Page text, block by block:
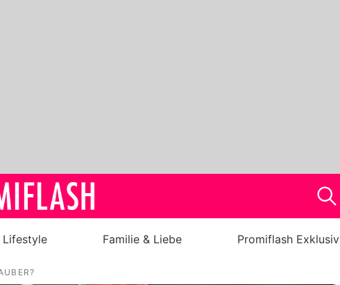
Royals
Lifestyle Familie & Liebe Promiflash Exklusiv